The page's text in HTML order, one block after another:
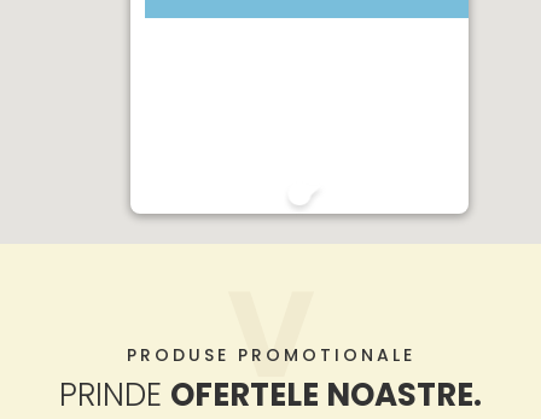
PRODUSE PROMOTIONALE
PRINDE OFERTELE NOASTRE.